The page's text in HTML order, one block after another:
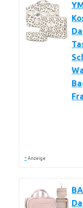
* Anzeige